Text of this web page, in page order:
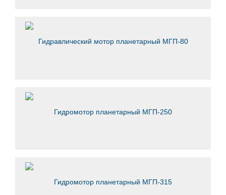
Гидравлический мотор планетарный МГП-80
Гидромотор планетарный МГП-250
Гидромотор планетарный МГП-315